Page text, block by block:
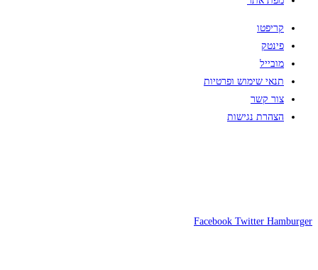
קריפטו
פינטק
מובייל
תנאי שימוש ופרטיות
צור קשר
הצהרת נגישות
Facebook Twitter Hamburger